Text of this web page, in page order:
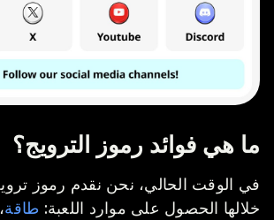
ما هي فوائد رموز الترويج؟
في الوقت الحالي، نحن نقدم رموز
خلالها الحصول على موارد اللعبة: طاقة،